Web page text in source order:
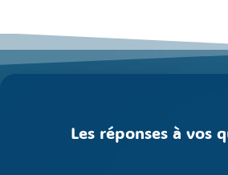
Les réponses à vos